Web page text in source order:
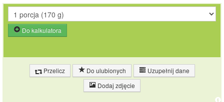
Do kalkulatora
Przelicz Do ulubionych
Uzupełnij dane
Dodaj zdjęcie